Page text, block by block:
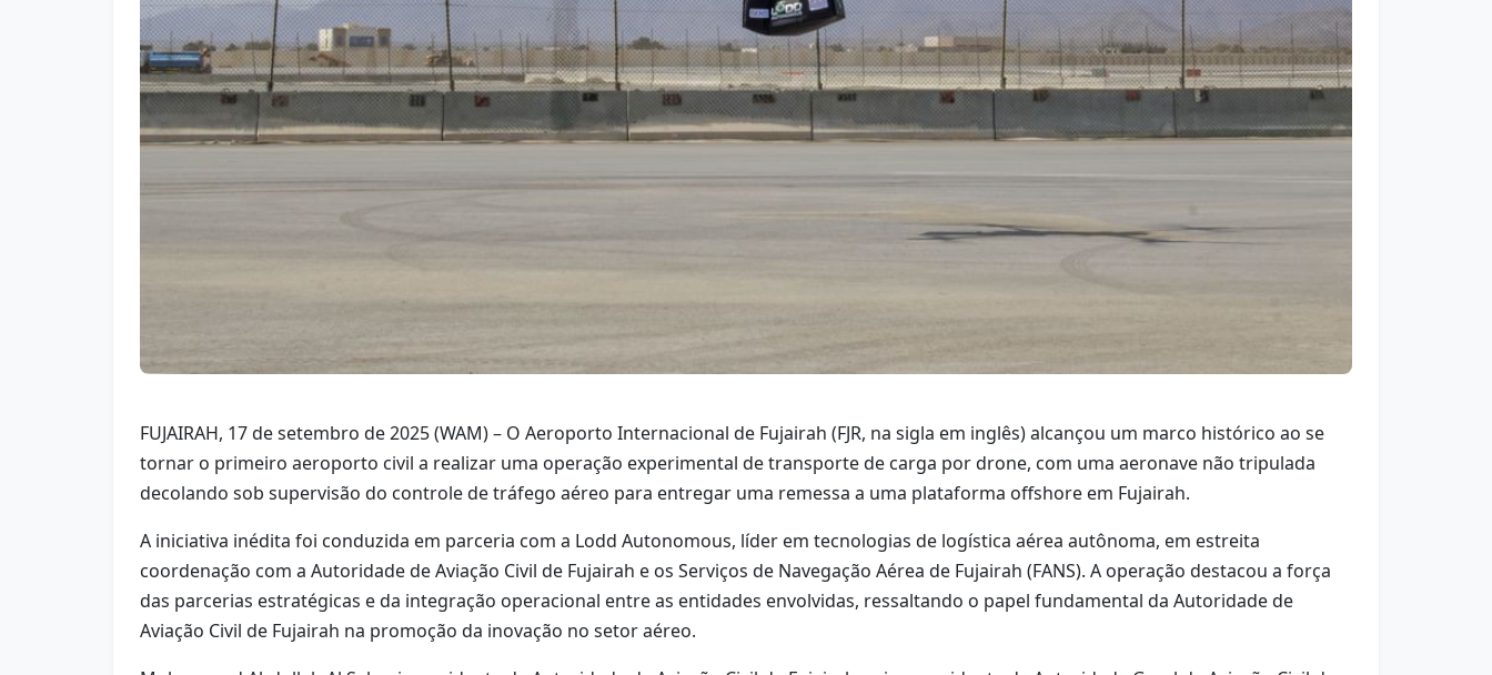
FUJAIRAH, 17 de setembro de 2025 (WAM) – O Aeroporto Internacional de Fujairah (FJR, na sigla em inglês) alcançou um marco histórico ao se
tornar o primeiro aeroporto civil a realizar uma operação experimental de transporte de carga por drone, com uma aeronave não tripulada
decolando sob supervisão do controle de tráfego aéreo para entregar uma remessa a uma plataforma offshore em Fujairah.
A iniciativa inédita foi conduzida em parceria com a Lodd Autonomous, líder em tecnologias de logística aérea autônoma, em estreita
coordenação com a Autoridade de Aviação Civil de Fujairah e os Serviços de Navegação Aérea de Fujairah (FANS). A operação destacou a força
das parcerias estratégicas e da integração operacional entre as entidades envolvidas, ressaltando o papel fundamental da Autoridade de
Aviação Civil de Fujairah na promoção da inovação no setor aéreo.